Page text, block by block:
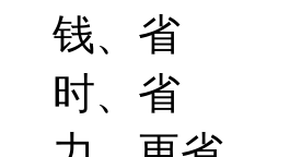
钱、省
时、省